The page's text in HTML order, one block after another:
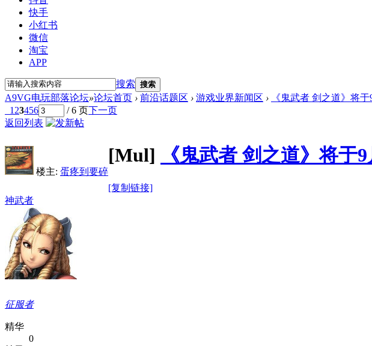
快手
小红书
微信
淘宝
APP
搜索 搜索
A9VG电玩部落论坛»论坛首页 › 前沿话题区 › 游戏业界新闻区 ›
《鬼武者 剑之道》将
1 23456 / 6 页下一页
返回列表
楼主: 蛋疼到要碎
[Mul] 《鬼武者 剑之道》将于
[复制链接]
神武者
征服者
精华
0